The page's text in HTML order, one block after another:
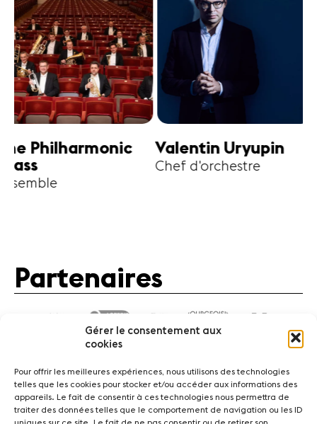
Gérer le consentement aux
cookies
Pour offrir les meilleures expériences, nous utilisons des technologies
telles que les cookies pour stocker et/ou accéder aux informations des
appareils. Le fait de consentir à ces technologies nous permettra de
traiter des données telles que le comportement de navigation ou les ID
Valentin Uryupin
Chef d'orchestre
Amihai
Alto
Partenaires
ActualitésConcerts Bénévoles Médiation